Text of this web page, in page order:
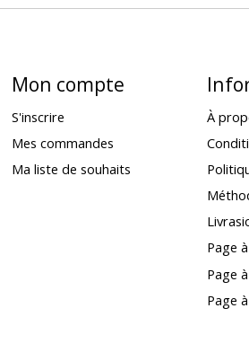
Mon compte
S'inscrire
Mes commandes
Ma liste de souhaits
À
Page
Page
Page